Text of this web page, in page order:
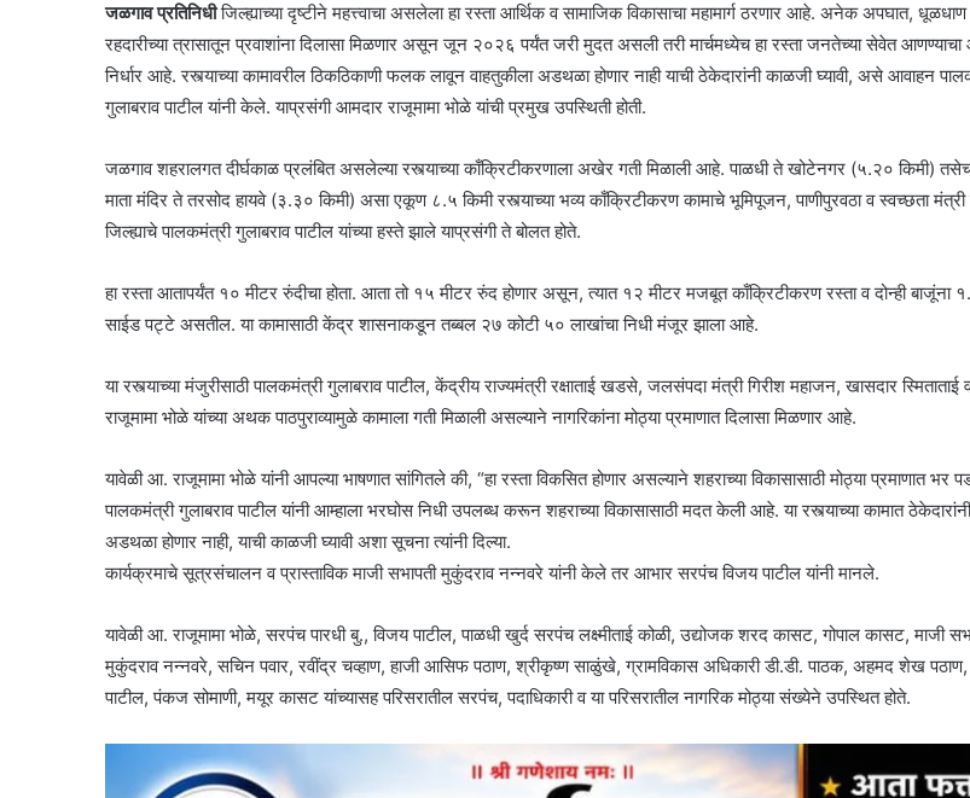
जळगाव प्रतिनिधीजिल्ह्याच्या दृष्टीने महत्त्वाचा असलेला हा रस्ता आर्थिक व सामाजिक विकासाचा महामार्ग ठरणार आहे. अनेक अपघात,
रहदारीच्या त्रासातून प्रवाशांना दिलासा मिळणार असून जून २०२६ पर्यंत जरी मुदत असली तरी मार्चमध्येच हा रस्ता जनतेच्या सेवेत
निर्धार आहे. रस्त्याच्या कामावरील ठिकठिकाणी फलक लावून वाहतुकीला अडथळा होणार नाही याची ठेकेदारांनी काळजी घ्यावी, असे आवाहन
गुलाबराव पाटील यांनी केले. याप्रसंगी आमदार राजूमामा भोळे यांची प्रमुख उपस्थिती होती.
जळगाव शहरालगत दीर्घकाळ प्रलंबित असलेल्या रस्त्याच्या काँक्रिटीकरणाला अखेर गती मिळाली आहे. पाळधी ते खोटेनगर (५.२० किमी)
माता मंदिर ते तरसोद हायवे (३.३० किमी) असा एकूण ८.५ किमी रस्त्याच्या भव्य काँक्रिटीकरण कामाचे भूमिपूजन, पाणीपुरवठा व स्वच्छता मंत्री
जिल्ह्याचे पालकमंत्री गुलाबराव पाटील यांच्या हस्ते झाले याप्रसंगी ते बोलत होते.
हा रस्ता आतापर्यंत १० मीटर रुंदीचा होता. आता तो १५ मीटर रुंद होणार असून, त्यात १२ मीटर मजबूत काँक्रिटीकरण रस्ता व दोन्ही बाजूंना
साईड पट्टे असतील. या कामासाठी केंद्र शासनाकडून तब्बल २७ कोटी ५० लाखांचा निधी मंजूर झाला आहे.
या रस्त्याच्या मंजुरीसाठी पालकमंत्री गुलाबराव पाटील, केंद्रीय राज्यमंत्री रक्षाताई खडसे, जलसंपदा मंत्री गिरीश महाजन, खासदार
राजूमामा भोळे यांच्या अथक पाठपुराव्यामुळे कामाला गती मिळाली असल्याने नागरिकांना मोठ्या प्रमाणात दिलासा मिळणार आहे.
यावेळी आ. राजूमामा भोळे यांनी आपल्या भाषणात सांगितले की, “हा रस्ता विकसित होणार असल्याने शहराच्या विकासासाठी मोठ्या प्रमाणात भर
पालकमंत्री गुलाबराव पाटील यांनी आम्हाला भरघोस निधी उपलब्ध करून शहराच्या विकासासाठी मदत केली आहे. या रस्त्याच्या कामात
अडथळा होणार नाही, याची काळजी घ्यावी अशा सूचना त्यांनी दिल्या.
कार्यक्रमाचे सूत्रसंचालन व प्रास्ताविक माजी सभापती मुकुंदराव नन्नवरे यांनी केले तर आभार सरपंच विजय पाटील यांनी मानले.
यावेळी आ. राजूमामा भोळे, सरपंच पारधी बु., विजय पाटील, पाळधी खुर्द सरपंच लक्ष्मीताई कोळी, उद्योजक शरद कासट, गोपाल कासट, माजी
मुकुंदराव नन्नवरे, सचिन पवार, रवींद्र चव्हाण, हाजी आसिफ पठाण, श्रीकृष्ण साळुंखे, ग्रामविकास अधिकारी डी.डी. पाठक, अहमद शेख पठाण,
पाटील, पंकज सोमाणी, मयूर कासट यांच्यासह परिसरातील सरपंच, पदाधिकारी व या परिसरातील नागरिक मोठ्या संख्येने उपस्थित होते.